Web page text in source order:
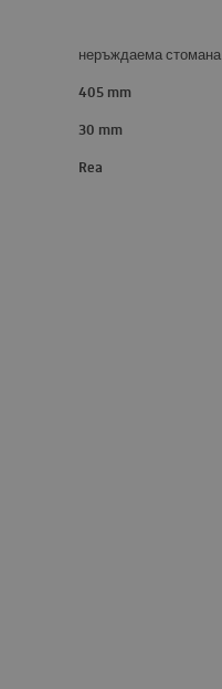
неръждаема стомана
405 mm
30 mm
Rea